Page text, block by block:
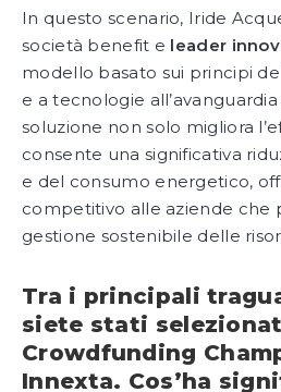
In questo scenario, Iride
società benefit e leader
modello basato sui principi
e a tecnologie
soluzione non solo migliora
consente una significativa
e del consumo energetico,
competitivo alle aziende che
gestione sostenibile delle
Tra i principali
siete stati
Crowdfunding
Innexta. Cos’ha